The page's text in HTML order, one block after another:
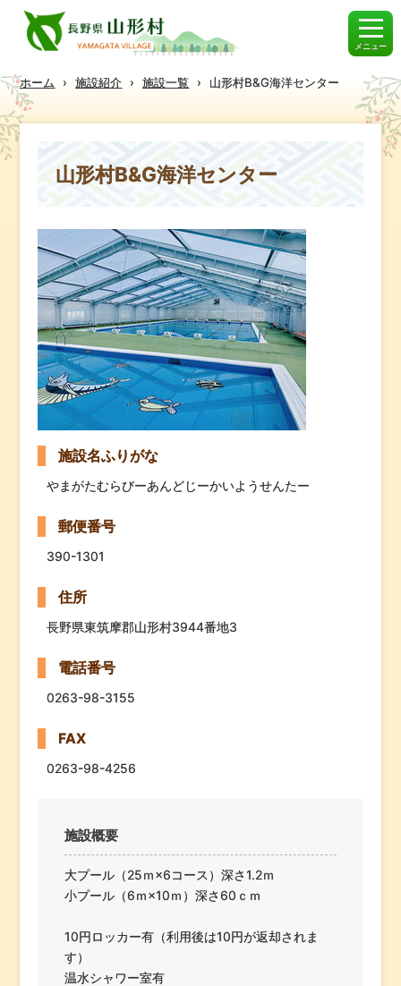
メニュー
ホーム › 施設紹介 › 施設一覧 › 山形村B&G海洋センター
山形村B&G海洋センター
施設名ふりがな
やまがたむらびーあんどじーかいようせんたー
郵便番号
390-1301
住所
長野県東筑摩郡山形村3944番地3
電話番号
0263-98-3155
FAX
0263-98-4256
施設概要
大プール（25ｍ×6コース）深さ1.2ｍ
小プール（6ｍ×10ｍ）深さ60ｃｍ
10円ロッカー有（利用後は10円が返却されま
す）
温水シャワー室有